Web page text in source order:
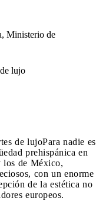
Ministerio de
lujo
de lujoPara nadie es
prehispánica en
los de México,
con un enorme
de la estética no
europeos.